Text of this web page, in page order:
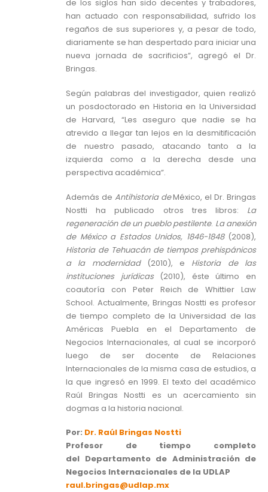
de los siglos han sido decentes y trabadores,
han actuado con responsabilidad, sufrido los
regaños de sus superiores y, a pesar de todo,
diariamente se han despertado para iniciar una
nueva jornada de sacrificios”, agregó el Dr.
Bringas.
Según palabras del investigador, quien realizó
un posdoctorado en Historia en la Universidad
de Harvard, “Les aseguro que nadie se ha
atrevido a llegar tan lejos en la desmitificación
de nuestro pasado, atacando tanto a la
izquierda como a la derecha desde una
perspectiva académica”.
Además de Antihistoria deMéxico, el Dr. Bringas
Nostti ha publicado otros tres libros: La
regeneración de un pueblo pestilente. La anexión
de México a Estados Unidos, 1846-1848(2008),
Historia de Tehuacán de tiempos prehispánicos
a la modernidad(2010), e Historia de las
instituciones jurídicas(2010), éste último en
coautoría con Peter Reich de Whittier Law
School. Actualmente, Bringas Nostti es profesor
de tiempo completo de la Universidad de las
Américas Puebla en el Departamento de
Negocios Internacionales, al cual se incorporó
luego de ser docente de Relaciones
Internacionales de la misma casa de estudios, a
la que ingresó en 1999. El texto del académico
Raúl Bringas Nostti es un acercamiento sin
dogmas a la historia nacional.
Por: Dr. Raúl Bringas Nostti
Profesor de tiempo completo
del Departamento de Administración de
Negocios Internacionales de la UDLAP
raul.bringas@udlap.mx